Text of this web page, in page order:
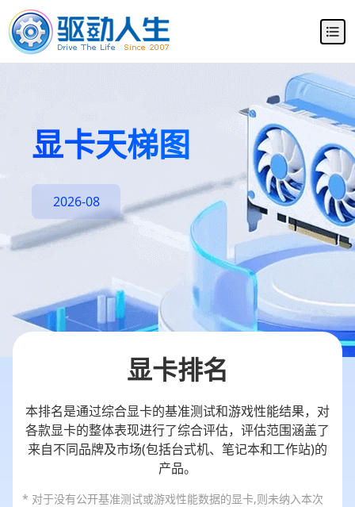
显卡天梯图
2026-08
显卡排名
本排名是通过综合显卡的基准测试和游戏性能结果，对
各款显卡的整体表现进行了综合评估，评估范围涵盖了
来自不同品牌及市场(包括台式机、笔记本和工作站)的
产品。
* 对于没有公开基准测试或游戏性能数据的显卡,则未纳入本次